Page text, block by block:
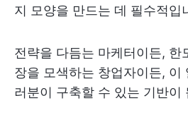
지 모양을 만드는 데 필수적입
전략을 다듬는 마케터이든, 한
장을 모색하는 창업자이든, 이
러분이 구축할 수 있는 기반이